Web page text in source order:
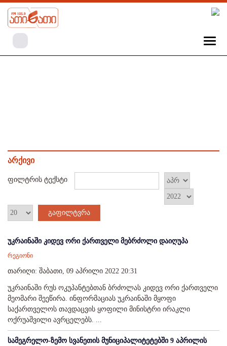
არქივი
ფილტრის ტექსტი
გაფილტვრა
უკრაინაში კიდევ ორი ქართველი მებრძოლი დაიღუპა
რეგიონი
თარიღი: შაბათი, 09 აპრილი 2022 20:31
უკრაინაში რუს ოკუპანტებთან ბრძოლას კიდევ ორი ქართველი
მეომარი შეეწირა. ინფორმაციას უკრაინაში მყოფი
საქართველოს თავდაცვის ყოფილი მინისტრი ირაკლი
ოქრუაშვილი ავრცელებს. ...
სამეგრელო-ზემო სვანეთის მუნიციპალიტეტებში 9 აპრილის